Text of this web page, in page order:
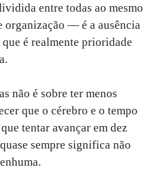
entre todas ao mesmo
organização — é a ausência
é realmente prioridade
não é sobre ter menos
que o cérebro e o tempo
tentar avançar em dez
sempre significa não